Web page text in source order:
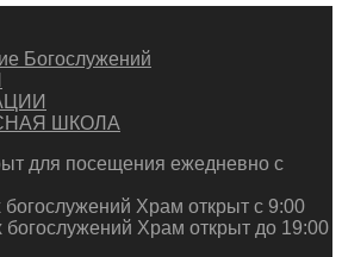
Богослужений
ШКОЛА
для посещения ежедневно с
богослужений Храм открыт с 9:00
богослужений Храм открыт до 19:00